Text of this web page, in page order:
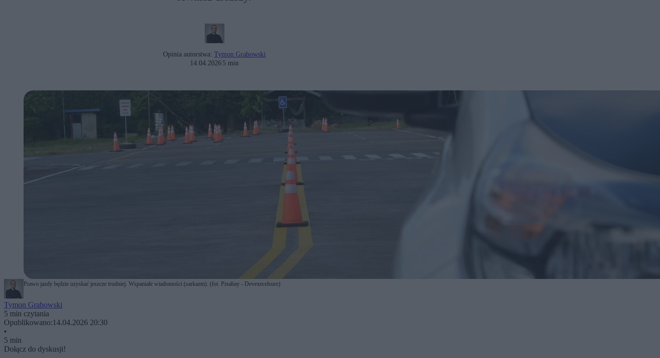
Opinia autorstwa: Tymon Grabowski
14.04.2026 5 min
Prawo jazdy będzie uzyskać jeszcze trudniej. Wspaniałe wiadomości (sarkazm). (fot. Pixabay - Devexecelsure)
Tymon Grabowski
5 min czytania
Opublikowano:14.04.2026 20:30
•
5 min
Dołącz do dyskusji!